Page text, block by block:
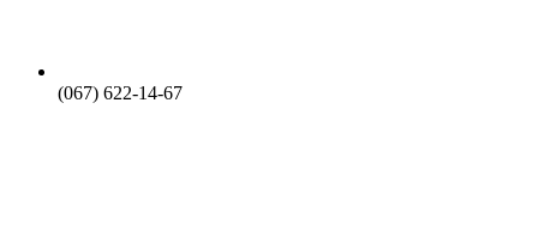
(067) 622-14-67